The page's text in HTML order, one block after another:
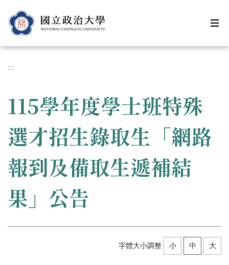
到
主
內
區
:::
115學年度學士班特殊
選才招生錄取生「網路
報到及備取生遞補結
果」公告
字體大小調整 小 中 大